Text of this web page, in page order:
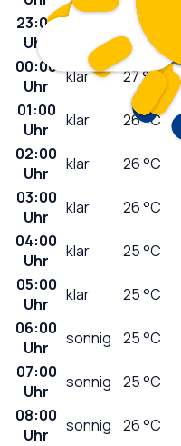
23:00
Uhr
27 °C
00:00
Uhr
klar 27°C
01:00
Uhr
klar 26°C
02:00
Uhr
klar 26°C
03:00
Uhr
klar 26°C
04:00
Uhr
klar 25°C
05:00
Uhr
klar 25°C
06:00
Uhr
sonnig 25°C
07:00
Uhr
sonnig 25°C
08:00
Uhr
sonnig 26°C